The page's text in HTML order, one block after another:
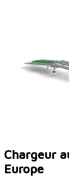
Chargeur
Europe